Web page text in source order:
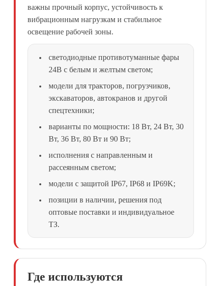
важны прочный корпус, устойчивость к
вибрационным нагрузкам и стабильное
освещение рабочей зоны.
светодиодные противотуманные фары
24В с белым и желтым светом;
модели для тракторов, погрузчиков,
экскаваторов, автокранов и другой
спецтехники;
варианты по мощности: 18 Вт, 24 Вт, 30
Вт, 36 Вт, 80 Вт и 90 Вт;
исполнения с направленным и
рассеянным светом;
модели с защитой IP67, IP68 и IP69K;
позиции в наличии, решения под
оптовые поставки и индивидуальное
ТЗ.
Где используются